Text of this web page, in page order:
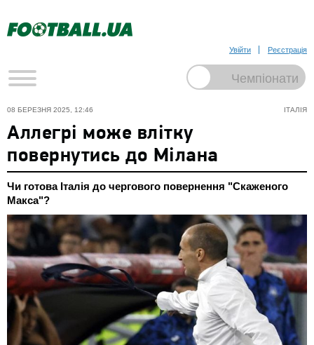
Увійти Реєстрація
ІТАЛІЯ
08 БЕРЕЗНЯ 2025, 12:46
Аллегрі може влітку
повернутись до Мілана
Чи готова Італія до чергового повернення "Скаженого
Макса"?